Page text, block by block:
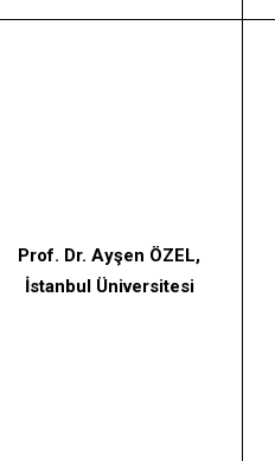
Prof. Dr. Ayşen ÖZEL,
İstanbul Üniversitesi